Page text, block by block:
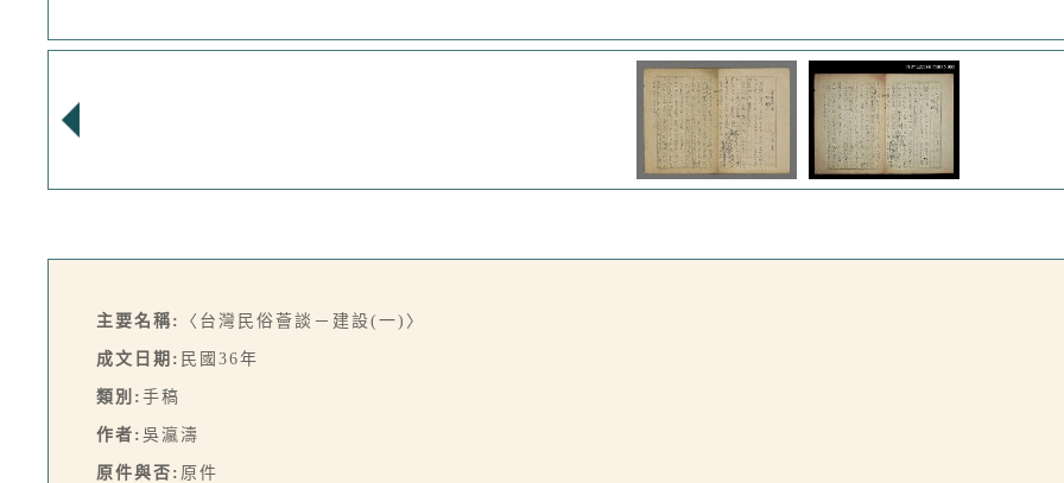
主要名稱: 〈台灣民俗薈談－建設(一)〉
成文日期: 民國36年
類別: 手稿
作者: 吳瀛濤
原件與否: 原件